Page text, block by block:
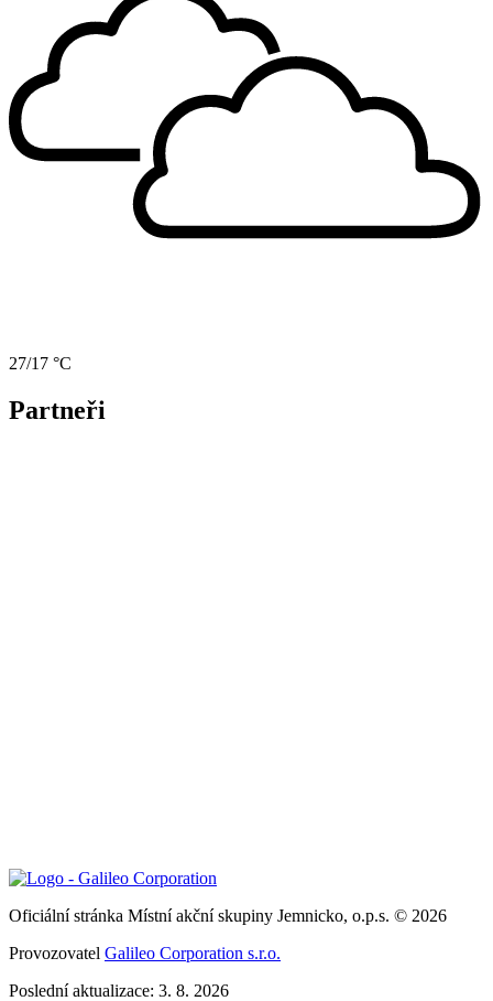
27/17 °C
Partneři
Oficiální stránka Místní akční skupiny Jemnicko, o.p.s. © 2026
Provozovatel Galileo Corporation s.r.o.
Poslední aktualizace: 3. 8. 2026